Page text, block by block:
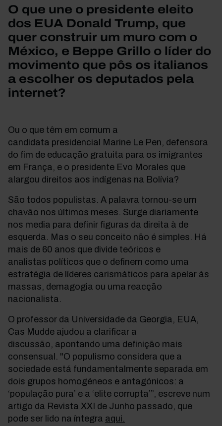
O que une o presidente eleito
dos EUA Donald Trump, que
quer construir um muro com o
México, e Beppe Grillo o líder do
movimento que pôs os italianos
a escolher os deputados pela
internet?
Ou o que têm em comum a
candidata presidencial Marine Le Pen, defensora
do fim de educação gratuita para os imigrantes
em França, e o presidente Evo Morales que
alargou direitos aos indígenas na Bolívia?
São todos populistas. A palavra tornou-se um
chavão nos últimos meses. Surge diariamente
nos media para definir figuras da direita à de
esquerda. Mas o seu conceito não é simples. Há
mais de 60 anos que divide teóricos e
analistas políticos que o definem como uma
estratégia de líderes carismáticos para apelar às
massas, demagogia ou uma reacção
nacionalista.
O professor da Universidade da Georgia, EUA,
Cas Mudde ajudou a clarificar a
discussão, apontando uma definição mais
consensual. "O populismo considera que a
sociedade está fundamentalmente separada em
dois grupos homogéneos e antagónicos: a
‘população pura’ e a ‘elite corrupta’”, escreve num
artigo da Revista XXI de Junho passado, que
pode ser lido na íntegra aqui.